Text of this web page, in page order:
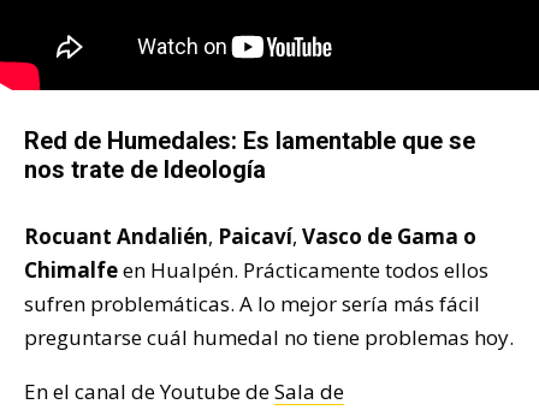
Red de Humedales: Es lamentable que se
nos trate de Ideología
Rocuant Andalién, Paicaví, Vasco de Gama o
Chimalfeen Hualpén. Prácticamente todos ellos
sufren problemáticas. A lo mejor sería más fácil
preguntarse cuál humedal no tiene problemas hoy.
En el canal de Youtube deSala de